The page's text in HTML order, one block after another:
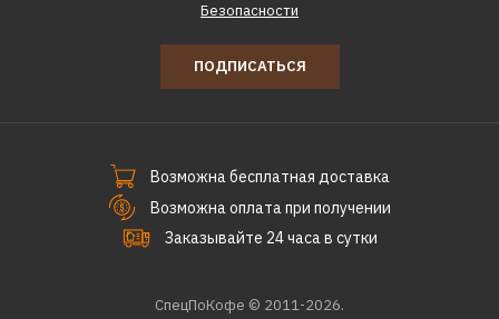
ДОБАВИТЬ К СРАВНЕНИЮ
ДОБАВИТЬ В ПОЖЕЛАНИЯ
Электрогриль George
Foreman 25050-56
Безопасности
ПОДПИСАТЬСЯ
Возможна бесплатная доставка
Возможна оплата при получении
Заказывайте 24 часа в сутки
СпецПоКофе © 2011-2026.